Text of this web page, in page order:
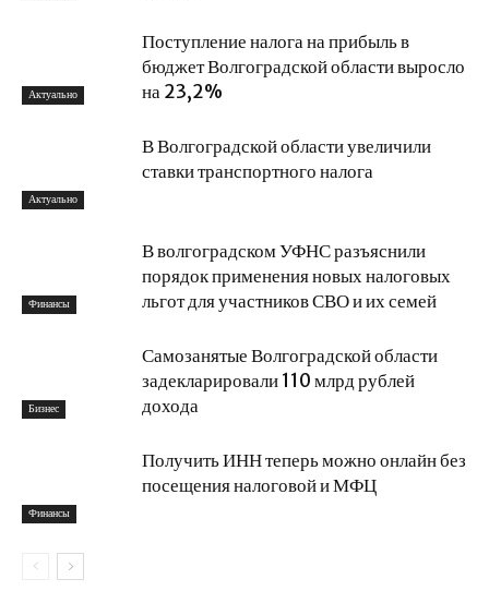
Актуально
Поступление налога на прибыль в
бюджет Волгоградской области выросло
на 23,2%
Актуально
В Волгоградской области увеличили
ставки транспортного налога
Финансы
В волгоградском УФНС разъяснили
порядок применения новых налоговых
льгот для участников СВО и их семей
Бизнес
Самозанятые Волгоградской области
задекларировали 110 млрд рублей
дохода
Финансы
Получить ИНН теперь можно онлайн без
посещения налоговой и МФЦ